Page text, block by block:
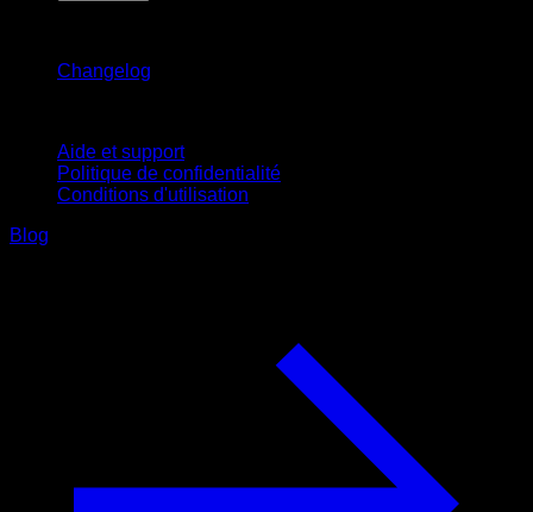
Changelog
Aide et support
Politique de confidentialité
Conditions d'utilisation
Blog